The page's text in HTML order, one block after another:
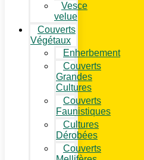
Vesce
velue
Couverts
Végétaux
Enherbement
Couverts
Grandes
Cultures
Couverts
Faunistiques
Cultures
Dérobées
Couverts